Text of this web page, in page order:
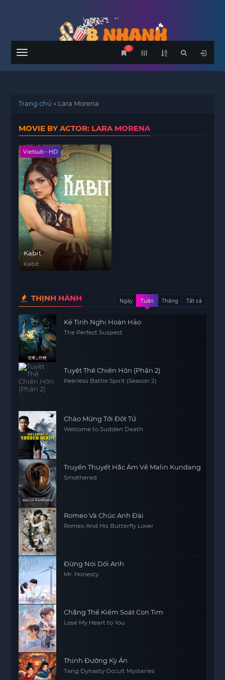
Menu
0
Trang chủ » Lara Morena
MOVIE BY ACTOR: LARA MORENA
Vietsub - HD
Kabit
Kabit
THỊNH HÀNH Ngày Tuần Tháng Tất cả
Kẻ Tình Nghi Hoàn Hảo
The Perfect Suspect
Tuyệt Thế Chiến Hồn (Phần 2)
Peerless Battle Spirit (Season 2)
Chào Mừng Tới Đột Tử
Welcome to Sudden Death
Truyền Thuyết Hắc Ám Về Malin Kundang
Smothered
Romeo Và Chúc Anh Đài
Romeo And His Butterfly Lover
Đừng Nói Dối Anh
Mr. Honesty
Chẳng Thể Kiểm Soát Con Tim
Lose My Heart to You
Thịnh Đường Kỳ Án
Tang Dynasty Occult Mysteries